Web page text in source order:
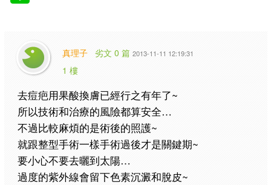
真理子 劣文 0 篇 2013-11-11 12:19:31
1 樓
去痘疤用果酸換膚已經行之有年了~
所以技術和治療的風險都算安全…
不過比較麻煩的是術後的照護~
就跟整型手術一樣手術過後才是關鍵期~
要小心不要去曬到太陽…
過度的紫外線會留下色素沉澱和脫皮~